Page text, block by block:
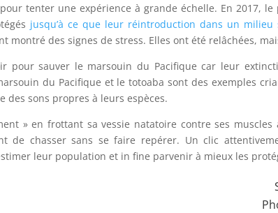
tenter une expérience à grande échelle. En 2017,
jusqu’à ce que leur réintroduction dans un
des signes de stress. Elles ont été relâchées, mais
pour sauver le marsouin du Pacifique car leur
du Pacifique et le totoaba sont des exemples
des sons propres à leurs espèces.
» en frottant sa vessie natatoire contre ses
de chasser sans se faire repérer. Un clic
leur population et in fine parvenir à mieux les